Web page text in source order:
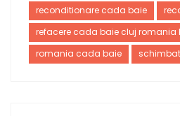
reconditionare cada baie
refacere cada baie cluj romania
romania cada baie